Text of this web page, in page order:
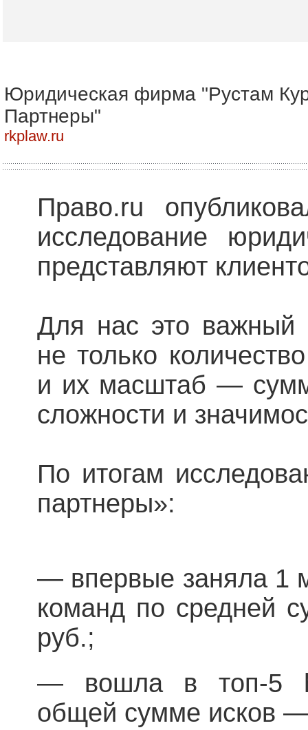
Юридическая фирма "Рустам
Партнеры"
rkplaw.ru
Право.ru
исследование
представляют
Для нас это важный
не только
и их масштаб —
сложности и
По итогам
партнеры»:
— впервые заняла 1
команд по средней
руб.;
— вошла в топ-5
общей сумме исков